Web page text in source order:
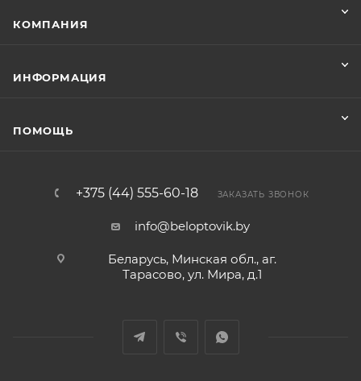
КОМПАНИЯ
ИНФОРМАЦИЯ
ПОМОЩЬ
+375 (44) 555-60-18 ЗАКАЗАТЬ ЗВОНОК
info@beloptovik.by
Беларусь, Минская обл., аг.
Тарасово, ул. Мира, д.1